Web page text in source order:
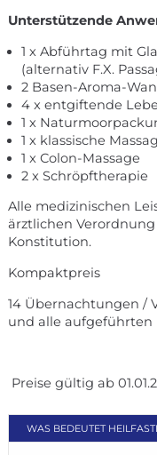
Unterstützende
1 x Abführtag mit
(alternativ F.X.
2 Basen-Aroma-
4 x entgiftende
1 x
1 x klassische
1 x Colon-Massage
2 x Schröpftherapie
Alle medizinischen
ärztlichen
Konstitution.
Kompaktpreis
14 Übernachtungen /
und alle aufgeführten
Preise gültig ab
WAS BEDEUTET